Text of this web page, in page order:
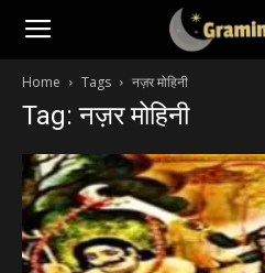
Home Tags नज़र मोहिनी
Tag: नज़र मोहिनी